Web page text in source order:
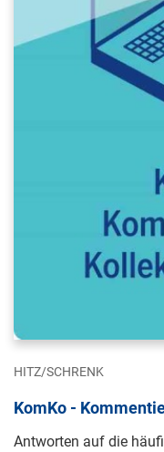
HITZ/SCHRENK
KomKo -
Antworten auf die